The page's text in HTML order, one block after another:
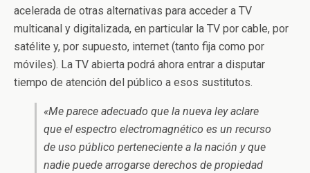
acelerada de otras alternativas para acceder a TV
multicanal y digitalizada, en particular la TV por cable, por
satélite y, por supuesto, internet (tanto fija como por
móviles). La TV abierta podrá ahora entrar a disputar
tiempo de atención del público a esos sustitutos.
«Me parece adecuado que la nueva ley aclare
que el espectro electromagnético es un recurso
de uso público perteneciente a la nación y que
nadie puede arrogarse derechos de propiedad